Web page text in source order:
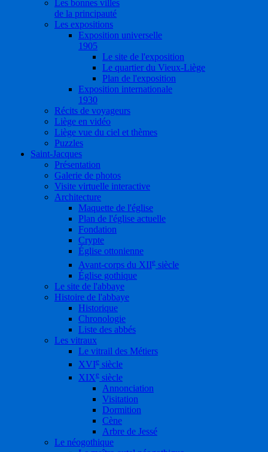
Les bonnes villes
de la principauté
Les expositions
Exposition universelle
1905
Le site de l'exposition
Le quartier du Vieux-Liège
Plan de l'exposition
Exposition internationale
1930
Récits de voyageurs
Liège en vidéo
Liège vue du ciel et thèmes
Puzzles
Saint-Jacques
Présentation
Galerie de photos
Visite virtuelle interactive
Architecture
Maquette de l'église
Plan de l'église actuelle
Fondation
Crypte
Église ottonienne
Avant-corps du XIIe siècle
Église gothique
Le site de l'abbaye
Histoire de l'abbaye
Historique
Chronologie
Liste des abbés
Les vitraux
Le vitrail des Métiers
XVIe siècle
XIXe siècle
Annonciation
Visitation
Dormition
Cène
Arbre de Jessé
Le néogothique